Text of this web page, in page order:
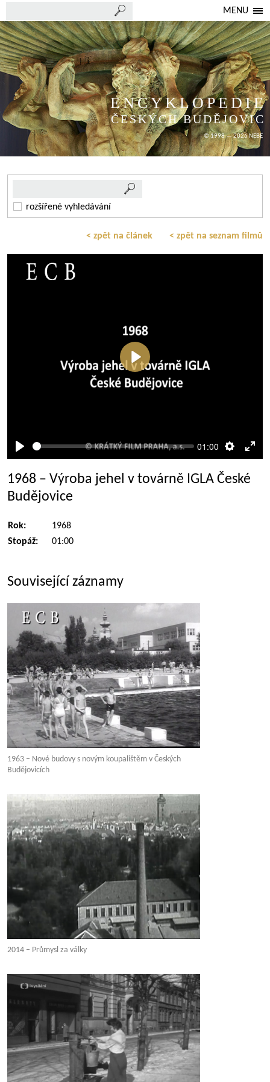
MENU
ENCYKLOPEDIE
ČESKÝCH BUDĚJOVIC
© 1998 — 2026 NEBE
rozšířené vyhledávání
< zpět na článek < zpět na seznam filmů
Přehrát
01:00
Přehrát
1968 – Výroba jehel v továrně IGLA České
Budějovice
Rok:
1968
Stopáž:
01:00
Související záznamy
1963 – Nové budovy s novým koupalištěm v Českých
Budějovicích
2014 – Průmysl za války